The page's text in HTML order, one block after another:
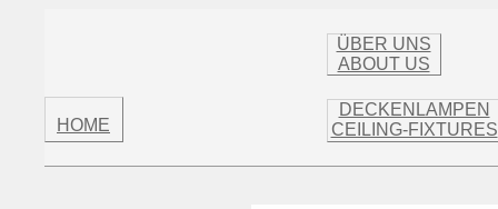
ÜBER UNS
ABOUT US
HOME
DECKENLAMPEN
CEILING-FIXTURES